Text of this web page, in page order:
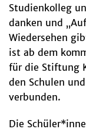
Studienkolleg
danken und
Wiedersehen
ist ab dem
für die Stiftung
den Schulen
verbunden.
Die